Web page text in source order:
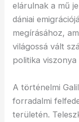
elárulnak a mű
dániai
megírásához,
világossá vált
politika
A történelmi
forradalmi
területén.